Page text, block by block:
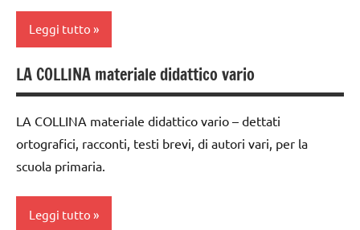
Montessori
Terra
TUTTI GLI
ARGOMENTI
PER ETA'
TUTTI GLI
3a
anni
EDUCAZIONE
COSMICA
GUIDA
Leggi tutto
classe
1a
classe
2a
classe
3a
LA COLLINA materiale didattico vario
LA COLLINA materiale didattico vario – dettati
ortografici, racconti, testi brevi, di autori vari, per la
scuola primaria.
Leggi tutto